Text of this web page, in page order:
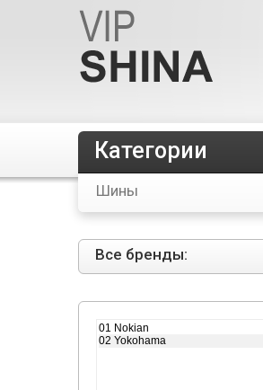
Категории
Шины
Все бренды: